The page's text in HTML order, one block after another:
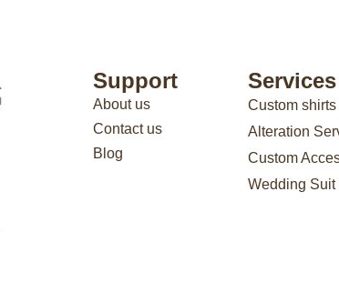
Support
About us
Contact us
Blog
Services
Custom shirts
Alteration
Custom
Wedding Suit